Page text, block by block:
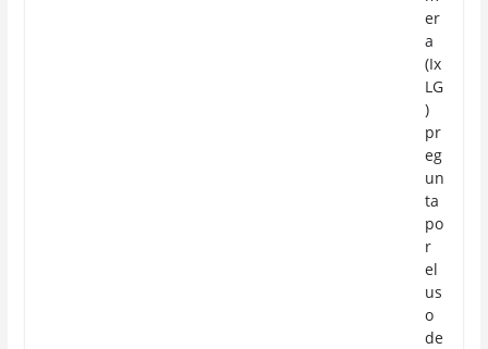
er
a
(Ix
LG
)
pr
eg
un
ta
po
r
el
us
o
de